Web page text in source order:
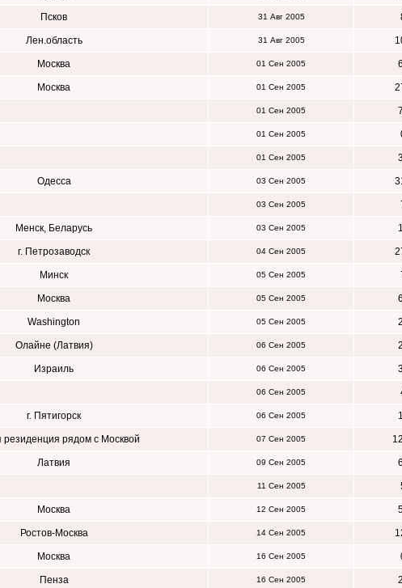
Псков 31 Авг 2005
Лен.область 31 Авг 2005
Москва 01 Сен 2005
Москва 01 Сен 2005
01 Сен 2005
01 Сен 2005
01 Сен 2005
Одесса 03 Сен 2005
03 Сен 2005
Менск, Беларусь 03 Сен 2005
г. Петрозаводск 04 Сен 2005
Минск 05 Сен 2005
Москва 05 Сен 2005
Washington 05 Сен 2005
Олайне (Латвия) 06 Сен 2005
Израиль 06 Сен 2005
06 Сен 2005
г. Пятигорск 06 Сен 2005
резиденция рядом с Москвой 07 Сен 2005
Латвия 09 Сен 2005
11 Сен 2005
Москва 12 Сен 2005
Ростов-Москва 14 Сен 2005
Москва 16 Сен 2005
Пенза 16 Сен 2005